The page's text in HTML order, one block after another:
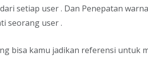
setiap user . Dan Penepatan
seorang user .
bisa kamu jadikan referensi untuk